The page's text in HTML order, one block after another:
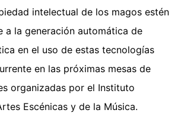
intelectual de los magos estén
a la generación automática de
en el uso de estas tecnologías
en las próximas mesas de
organizadas por el Instituto
Escénicas y de la Música.